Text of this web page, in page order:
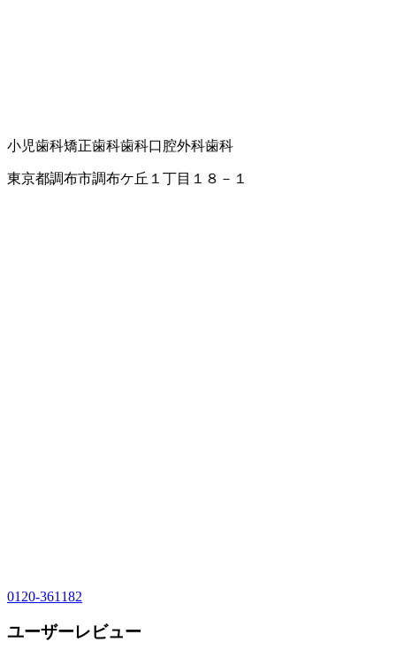
小児歯科矯正歯科歯科口腔外科歯科
東京都調布市調布ケ丘１丁目１８－１
0120-361182
ユーザーレビュー